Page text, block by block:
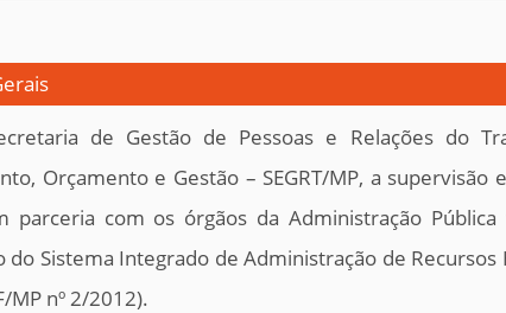
de Gestão de Pessoas e Relações do
Orçamento e Gestão – SEGRT/MP, a
parceria com os órgãos da Administração
Sistema Integrado de Administração de Recursos
MP nº 2/2012).